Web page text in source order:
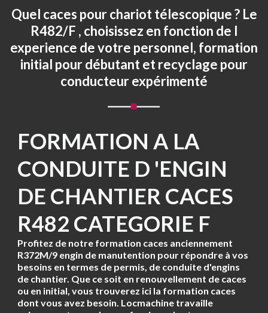
Quel caces pour chariot télescopique ? Le
R482/F , choisissez en fonction de l
experience de votre personnel, formation
initial pour débutant et recyclage pour
conducteur expérimenté
FORMATION A LA
CONDUITE D 'ENGIN
DE CHANTIER CACES
R482 CATEGORIE F
Profitez de notre formation caces anciennement
R372M/9 engin de manutention pour répondre à vos
besoins en termes de permis, de conduite d'engins
de chantier. Que ce soit en renouvellement de caces
ou en initial, vous trouverez ici la formation caces
dont vous avez besoin. Locmachine travaille